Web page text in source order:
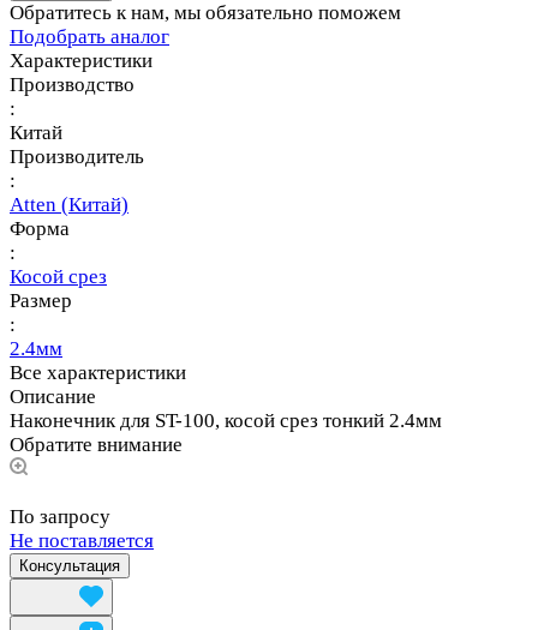
Обратитесь к нам, мы обязательно поможем
Подобрать аналог
Характеристики
Производство
:
Китай
Производитель
:
Atten (Китай)
Форма
:
Косой срез
Размер
:
2.4мм
Все характеристики
Описание
Наконечник для ST-100, косой срез тонкий 2.4мм
Обратите внимание
По запросу
Не поставляется
Консультация